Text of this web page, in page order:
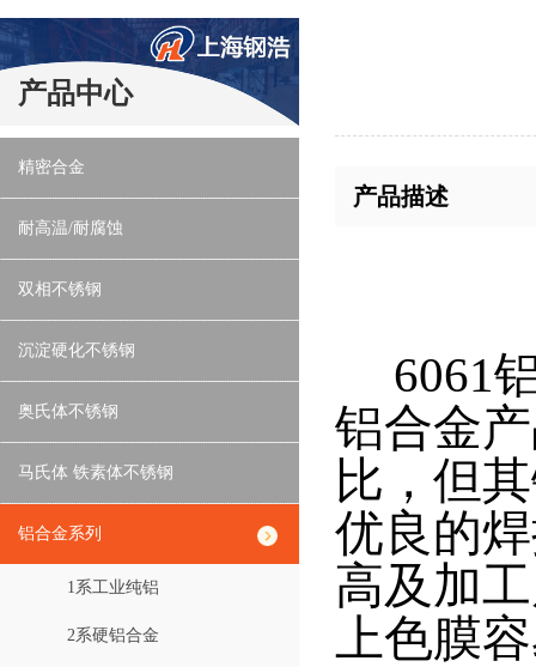
产品中心
精密合金
耐高温/耐腐蚀
双相不锈钢
沉淀硬化不锈钢
奥氏体不锈钢
马氏体 铁素体不锈钢
铝合金系列
1系工业纯铝
2系硬铝合金
产品描述
6061
铝合金
比，但
优良的
高及加
上色膜